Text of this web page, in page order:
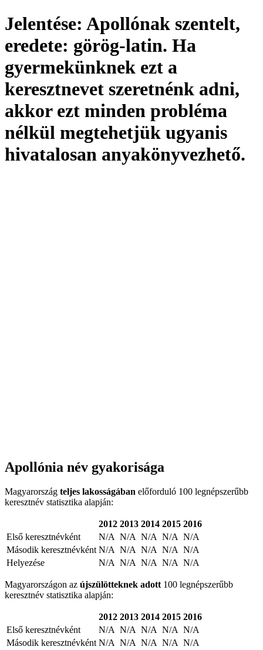
Jelentése: Apollónak szentelt,
eredete: görög-latin. Ha
gyermekünknek ezt a
keresztnevet szeretnénk adni,
akkor ezt minden probléma
nélkül megtehetjük ugyanis
hivatalosan anyakönyvezhető.
Apollónia név gyakorisága
Magyarország teljes lakosságában előforduló 100 legnépszerűbb
keresztnév statisztika alapján:
2012 2013 2014 2015 2016
Első keresztnévként
N/A N/A N/A N/A N/A
Második keresztnévként N/A N/A N/A N/A N/A
Helyezése
N/A N/A N/A N/A N/A
Magyarországon az újszülötteknek adott100 legnépszerűbb
keresztnév statisztika alapján:
2012 2013 2014 2015 2016
Első keresztnévként
N/A N/A N/A N/A N/A
Második keresztnévként N/A N/A N/A N/A N/A